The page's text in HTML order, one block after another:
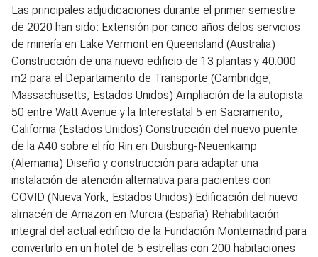
Las principales adjudicaciones durante el primer semestre
de 2020 han sido: Extensión por cinco años delos servicios
de minería en Lake Vermont en Queensland (Australia)
Construcción de una nuevo edificio de 13 plantas y 40.000
m2 para el Departamento de Transporte (Cambridge,
Massachusetts, Estados Unidos) Ampliación de la autopista
50 entre Watt Avenue y la Interestatal 5 en Sacramento,
California (Estados Unidos) Construcción del nuevo puente
de la A40 sobre el río Rin en Duisburg-Neuenkamp
(Alemania) Diseño y construcción para adaptar una
instalación de atención alternativa para pacientes con
COVID (Nueva York, Estados Unidos) Edificación del nuevo
almacén de Amazon en Murcia (España) Rehabilitación
integral del actual edificio de la Fundación Montemadrid para
convertirlo en un hotel de 5 estrellas con 200 habitaciones